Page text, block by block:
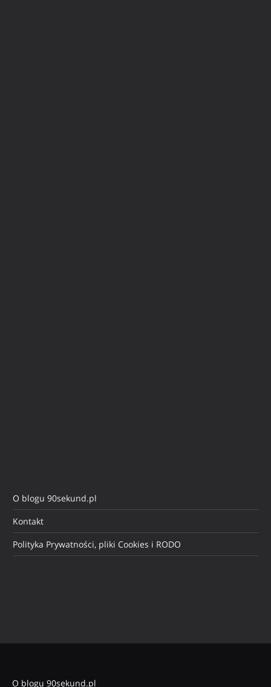
O blogu 90sekund.pl
Kontakt
Polityka Prywatności, pliki Cookies i RODO
O blogu 90sekund.pl